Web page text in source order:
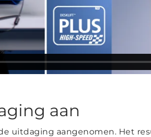
aan
uitdaging aangenomen. Het